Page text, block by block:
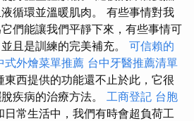
循環並溫暖肌肉。 有些事情對我
們能讓我們平靜下來，有些事情可
且是訓練的完美補充。 可信賴的
式外燴菜單推薦 台中牙醫推薦清單
東西提供的功能還不止於此，它很
疾病的治療方法。 工商登記 台胞
日常生活中，我們有時會超負荷工